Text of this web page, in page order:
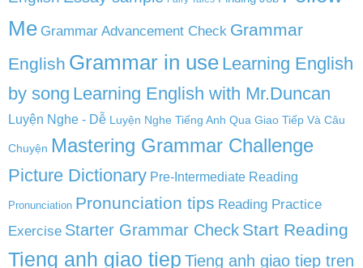
Me Grammar Advancement Check Grammar
English Grammar in use Learning English
by song Learning English with Mr.Duncan
Luyện Nghe - Dễ Luyện Nghe Tiếng Anh Qua Giao Tiếp Và Câu
Chuyện Mastering Grammar Challenge
Picture Dictionary Pre-Intermediate Reading
Pronunciation Pronunciation tips Reading Practice
Exercise Starter Grammar Check Start Reading
Tieng anh giao tiep Tieng anh giao tiep tren